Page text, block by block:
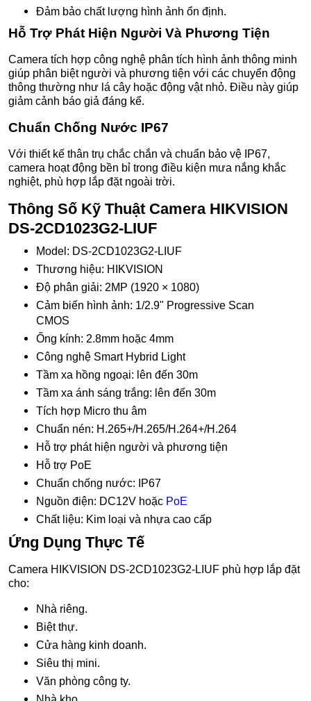
Đảm bảo chất lượng hình ảnh ổn định.
Hỗ Trợ Phát Hiện Người Và Phương Tiện
Camera tích hợp công nghệ phân tích hình ảnh thông minh
giúp phân biệt người và phương tiện với các chuyển động
thông thường như lá cây hoặc động vật nhỏ. Điều này giúp
giảm cảnh báo giả đáng kể.
Chuẩn Chống Nước IP67
Với thiết kế thân trụ chắc chắn và chuẩn bảo vệ IP67,
camera hoạt động bền bỉ trong điều kiện mưa nắng khắc
nghiệt, phù hợp lắp đặt ngoài trời.
Thông Số Kỹ Thuật Camera HIKVISION
DS-2CD1023G2-LIUF
Model: DS-2CD1023G2-LIUF
Thương hiệu: HIKVISION
Độ phân giải: 2MP (1920 × 1080)
Cảm biến hình ảnh: 1/2.9" Progressive Scan
CMOS
Ống kính: 2.8mm hoặc 4mm
Công nghệ Smart Hybrid Light
Tầm xa hồng ngoại: lên đến 30m
Tầm xa ánh sáng trắng: lên đến 30m
Tích hợp Micro thu âm
Chuẩn nén: H.265+/H.265/H.264+/H.264
Hỗ trợ phát hiện người và phương tiện
Hỗ trợ PoE
Chuẩn chống nước: IP67
Nguồn điện: DC12V hoặc PoE
Chất liệu: Kim loại và nhựa cao cấp
Ứng Dụng Thực Tế
Camera HIKVISION DS-2CD1023G2-LIUF phù hợp lắp đặt
cho:
Nhà riêng.
Biệt thự.
Cửa hàng kinh doanh.
Siêu thị mini.
Văn phòng công ty.